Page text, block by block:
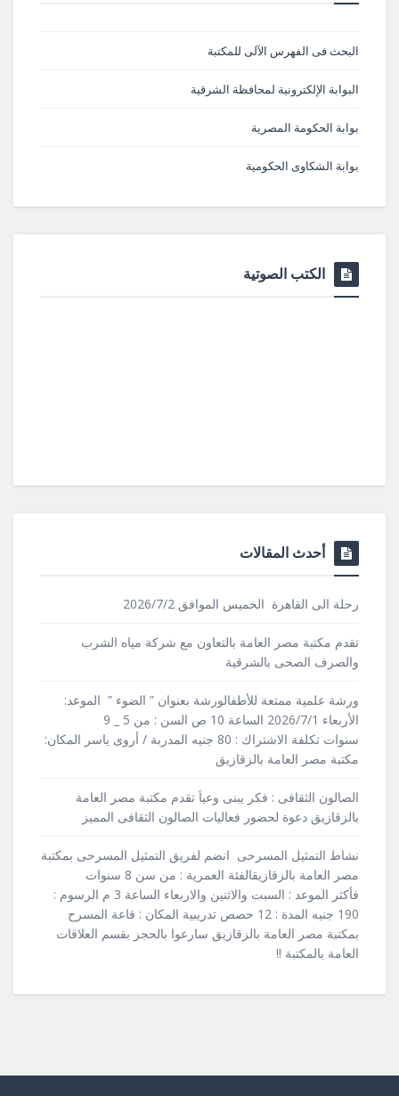
البحث فى الفهرس الآلى للمكتبة
البوابة الإلكترونية لمحافظة الشرقية
بوابة الحكومة المصرية
بوابة الشكاوى الحكومية
الكتب الصوتية
أحدث المقالات
رحلة الى القاهرة الخميس الموافق 2026/7/2
تقدم مكتبة مصر العامة بالتعاون مع شركة مياه الشرب
والصرف الصحى بالشرقية
ورشة علمية ممتعة للأطفالورشة بعنوان ” الضوء ” الموعد:
الأربعاء 2026/7/1 الساعة 10 ص السن : من 5 _ 9
سنوات تكلفة الاشتراك : 80 جنيه المدربة / أروى ياسر المكان:
مكتبة مصر العامة بالزقازيق
الصالون الثقافى : فكر يبنى وعياَ تقدم مكتبة مصر العامة
بالزقازيق دعوة لحضور فعاليات الصالون الثقافى المميز
نشاط التمثيل المسرحى انضم لفريق التمثيل المسرحى بمكتبة
مصر العامة بالزقازيقالفئة العمرية : من سن 8 سنوات
فأكثر الموعد : السبت والاثنين والاربعاء الساعة 3 م الرسوم :
190 جنيه المدة : 12 حصص تدريبية المكان : قاعة المسرح
بمكتبة مصر العامة بالزقازيق سارعوا بالحجز بقسم العلاقات
العامة بالمكتبة !!